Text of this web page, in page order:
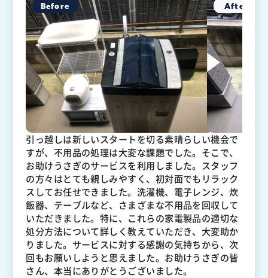
引っ越しは新しいスタートを切る素晴らしい機会で
すが、不用品の処理は大変な課題でした。そこで、
お助けうさぎのサービスを利用しました。スタッフ
の方々はとても親しみやすく、初対面でもリラック
スしてお任せできました。洗濯機、電子レンジ、炊
飯器、テーブルなど、さまざまな不用品を回収して
いただきました。特に、これらの家電製品の適切な
処分方法について詳しく教えていただき、大変助か
りました。サービスに対する感謝の気持ちから、次
回もお願いしようと思えました。お助けうさぎの皆
さん、本当にありがとうございました。